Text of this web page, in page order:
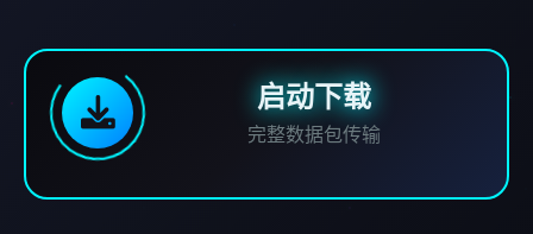
启动下载
完整数据包传输